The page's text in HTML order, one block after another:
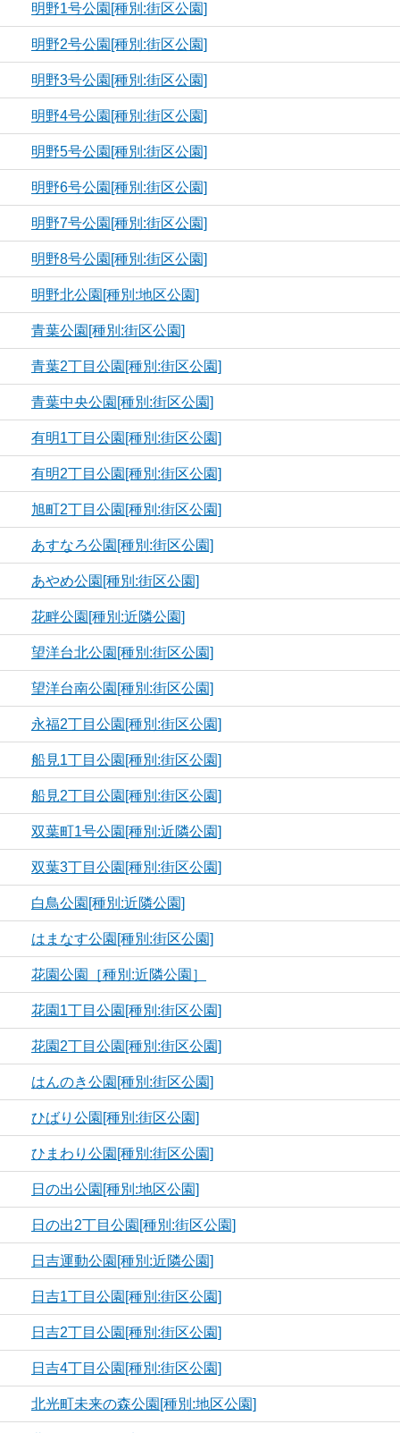
明野1号公園[種別:街区公園]
明野2号公園[種別:街区公園]
明野3号公園[種別:街区公園]
明野4号公園[種別:街区公園]
明野5号公園[種別:街区公園]
明野6号公園[種別:街区公園]
明野7号公園[種別:街区公園]
明野8号公園[種別:街区公園]
明野北公園[種別:地区公園]
青葉公園[種別:街区公園]
青葉2丁目公園[種別:街区公園]
青葉中央公園[種別:街区公園]
有明1丁目公園[種別:街区公園]
有明2丁目公園[種別:街区公園]
旭町2丁目公園[種別:街区公園]
あすなろ公園[種別:街区公園]
あやめ公園[種別:街区公園]
花畔公園[種別:近隣公園]
望洋台北公園[種別:街区公園]
望洋台南公園[種別:街区公園]
永福2丁目公園[種別:街区公園]
船見1丁目公園[種別:街区公園]
船見2丁目公園[種別:街区公園]
双葉町1号公園[種別:近隣公園]
双葉3丁目公園[種別:街区公園]
白鳥公園[種別:近隣公園]
はまなす公園[種別:街区公園]
花園公園［種別:近隣公園］
花園1丁目公園[種別:街区公園]
花園2丁目公園[種別:街区公園]
はんのき公園[種別:街区公園]
ひばり公園[種別:街区公園]
ひまわり公園[種別:街区公園]
日の出公園[種別:地区公園]
日の出2丁目公園[種別:街区公園]
日吉運動公園[種別:近隣公園]
日吉1丁目公園[種別:街区公園]
日吉2丁目公園[種別:街区公園]
日吉4丁目公園[種別:街区公園]
北光町未来の森公園[種別:地区公園]